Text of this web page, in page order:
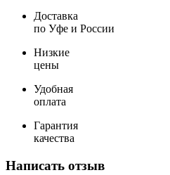
Доставка
по Уфе и России
Низкие
цены
Удобная
оплата
Гарантия
качества
Написать отзыв